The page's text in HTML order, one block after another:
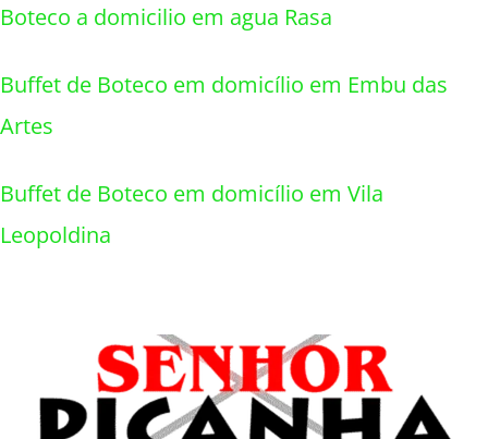
Boteco a domicilio em agua Rasa
Buffet de Boteco em domicílio em Embu das
Artes
Buffet de Boteco em domicílio em Vila
Leopoldina